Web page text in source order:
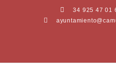
34 925 47 01